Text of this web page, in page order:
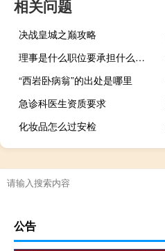
相关问题
决战皇城之巅攻略
理事是什么职位要承担什么责任（理事是什么职位）
“西岩卧病翁”的出处是哪里
急诊科医生资质要求
化妆品怎么过安检
公告